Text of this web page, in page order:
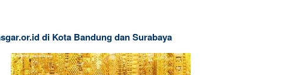
di Kota Bandung dan Surabaya